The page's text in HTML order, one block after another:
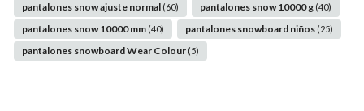
pantalones snow ajuste normal (60) pantalones snow 10000 g (40)
pantalones snow 10000 mm (40) pantalones snowboard niños (25)
pantalones snowboard Wear Colour (5)